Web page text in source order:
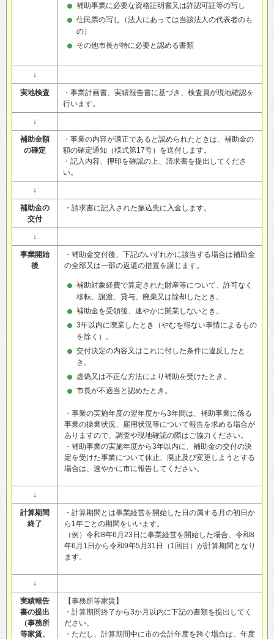
補助事業に必要な資格証明書又は許認可証等の写し
住民票の写し（法人にあっては当該法人の代表者のも
の）
その他市長が特に必要と認める書類
↓
実地検査
・事業計画書、実績報告書に基づき、検査員が現地確認を
行います。
↓
補助金額
の確定
・事業の内容が適正であると認められたときは、補助金の
額の確定通知（様式第17号）を送付します。
・記入内容、押印を確認の上、請求書を提出してくださ
い。
↓
補助金の
交付
・請求書に記入された振込先に入金します。
↓
事業開始
後
・補助金交付後、下記のいずれかに該当する場合は補助金
の全部又は一部の返還の措置を講じます。
補助対象経費で算定された財産等について、許可なく
移転、譲渡、貸与、廃棄又は除却したとき。
補助金を受領後、速やかに開業しないとき。
3年以内に廃業したとき（やむを得ない事情によるもの
を除く）。
交付決定の内容又はこれに付した条件に違反したと
き。
虚偽又は不正な方法により補助を受けたとき。
市長が不適当と認めたとき。
・事業の実施年度の翌年度から3年間は、補助事業に係る
事業の操業状況、雇用状況等について報告を求める場合が
ありますので、調査や現地確認の際はご協力ください。
・補助事業の実施年度から3年以内に、補助金の交付の決
定を受けた事業について休止、廃止及び変更しようとする
場合は、速やかに市に報告してください。
↓
計算期間
終了
・計算期間とは事業経営を開始した日の属する月の初日か
ら1年ごとの期間をいいます。
（例）令和8年6月23日に事業経営を開始した場合、令和8
年6月1日から令和9年5月31日（1回目）が計算期間となり
ます。
↓
実績報告
書の提出
（事務所
等家賃、
【事務所等家賃】
・計算期間終了から3か月以内に下記の書類を提出してく
ださい。
・ただし、計算期間中に市の会計年度を跨ぐ場合は、年度